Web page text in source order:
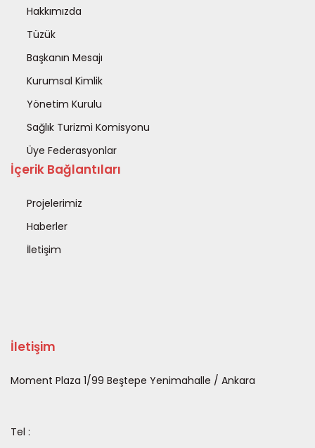
Hakkımızda
Tüzük
Başkanın Mesajı
Kurumsal Kimlik
Yönetim Kurulu
Sağlık Turizmi Komisyonu
Üye Federasyonlar
İçerik Bağlantıları
Projelerimiz
Haberler
İletişim
İletişim
Moment Plaza 1/99 Beştepe Yenimahalle / Ankara
Tel :